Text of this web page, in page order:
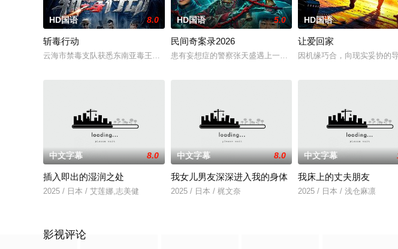
HD国语 8.0
斩毒行动
云海市禁毒支队获悉东南亚毒王廖爷将携600余公斤毒品来云交易，火速成立“斩毒行动”专案组，借调
HD国语 5.0
民间奇案录2026
患有妄想症的警察张天盛遇上一起离奇的神像杀人事件，勘案过
HD国语
让爱回家
因机缘巧合，向现实妥协的
中文字幕 8.0
插入即出的湿润之处
2025 / 日本 / 艾莲娜,志美健
中文字幕 8.0
我女儿男友深深进入我的身体
2025 / 日本 / 梶文奈
中文字幕
我床上的丈夫朋友
2025 / 日本 / 浅仓麻凛
影视评论